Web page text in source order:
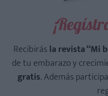
Recibirásla revista “Mi
de tu embarazo y
gratis. Además